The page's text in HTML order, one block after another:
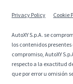
Privacy Policy Cookie
AutoXY S.p.A. se
los contenidos
compromiso, AutoXY
respecto a la exactitud
que por error u omisión